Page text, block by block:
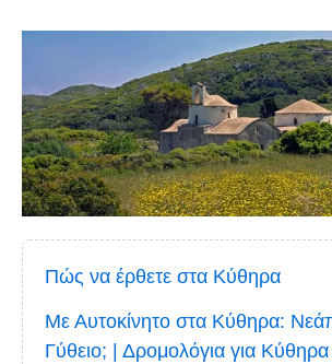
Πώς να έρθετε στα Κύθηρα
Με Αυτοκίνητο στα Κύθηρα:
Γύθειο; | Δρομολόγια για Κύθηρα